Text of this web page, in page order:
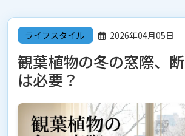
ライフスタイル 2026年04月05日
観葉植物の冬の窓際、
は必要？